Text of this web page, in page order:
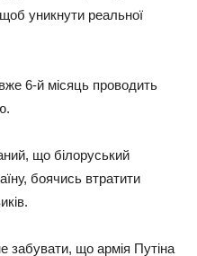
уникнути реальної
6-й місяць проводить
що білоруський
боячись втратити
забувати, що армія Путіна